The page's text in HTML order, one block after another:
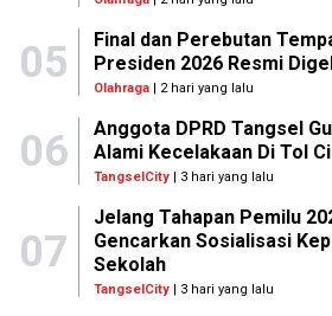
05
Final dan Perebutan
Presiden 2026 Resmi
Olahraga| 2 hari yang lalu
06
Anggota DPRD Tangsel
Alami Kecelakaan Di Tol
TangselCity| 3 hari yang lalu
07
Jelang Tahapan Pemilu
Gencarkan Sosialisasi
Sekolah
TangselCity| 3 hari yang lalu